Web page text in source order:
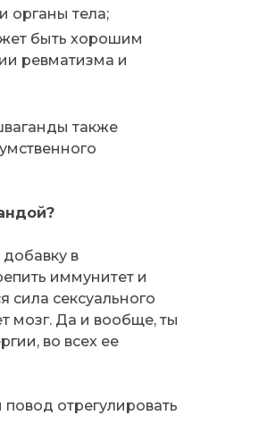
органы тела;
быть хорошим
ревматизма и
также
в
иммунитет и
сила сексуального
мозг. Да и вообще, ты
во всех ее
отрегулировать